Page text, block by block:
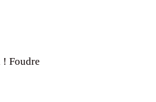
! Foudre